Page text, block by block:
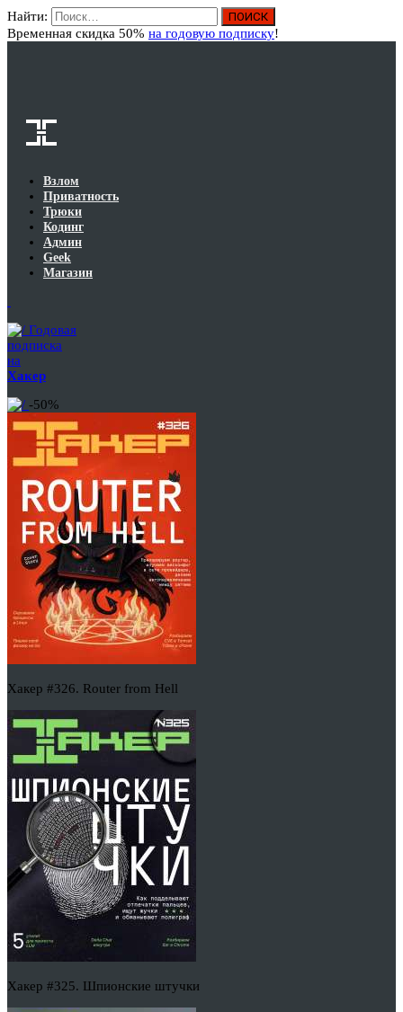
Найти:
Временная скидка 50% на годовую подписку!
Взлом
Приватность
Трюки
Кодинг
Админ
Geek
Магазин
Годовая
подписка
на
Хакер
-50%
Хакер #326. Router from Hell
Хакер #325. Шпионские штучки